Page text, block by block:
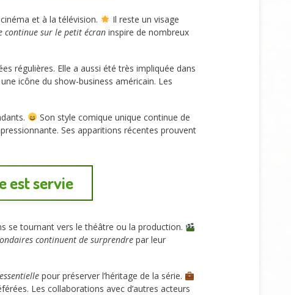
et à la télévision.
Il reste un visage
continue sur le petit écran inspire de nombreux
régulières. Elle a aussi été très impliquée dans
icône du show-business américain. Les
Son style comique unique continue de
Ses apparitions récentes prouvent
est servie
se tournant vers le théâtre ou la production.
continuent de surprendre par leur
pour préserver l’héritage de la série.
Les collaborations avec d’autres acteurs